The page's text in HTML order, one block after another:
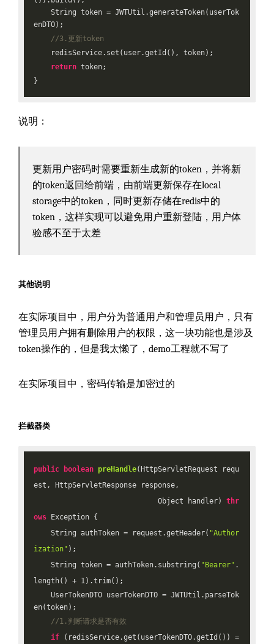
String token = JWTUtil.generateToken(userTok
enDTO);
//3.更新token
redisService.set(user.getId(), token);
return token;
说明：
更新用户密码时需要重新生成新的token，并将新
的token返回给前端，由前端更新保存在local
storage中的token，同时更新存储在redis中的
token，这样实现可以避免用户重新登陆，用户体
验感不至于太差
其他说明
在实际项目中，用户分为普通用户和管理员用户，只有
管理员用户拥有删除用户的权限，这一块功能也是涉及
token操作的，但是我太懒了，demo工程就不写了
在实际项目中，密码传输是加密过的
拦截器类
public boolean preHandle(HttpServletRequest requ
est, HttpServletResponse response,
Object handler)
thr
ows Exception {
String authToken = request.getHeader( "Author
ization" );
String token = authToken.substring( "Bearer" .
length() + 1).trim();
UserTokenDTO userTokenDTO = JWTUtil.parseTok
en(token);
//1.判断请求是否有效
if (redisService.get(userTokenDTO.getId()) =